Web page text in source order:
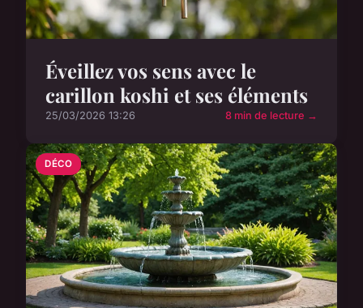
Éveillez vos sens avec le
carillon koshi et ses éléments
25/03/2026 13:26 8 min de lecture →
DÉCO